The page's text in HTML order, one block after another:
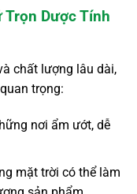
Trọn Dược Tính
chất lượng lâu dài,
trọng:
nơi ẩm ướt, dễ
mặt trời có thể làm